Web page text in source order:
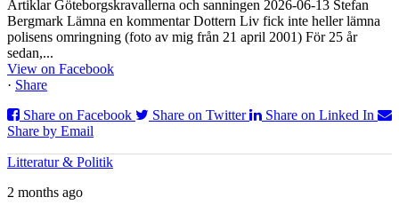
Artiklar Göteborgskravallerna och sanningen 2026-06-13 Stefan
Bergmark Lämna en kommentar Dottern Liv fick inte heller lämna
polisens omringning (foto av mig från 21 april 2001) För 25 år
sedan,...
View on Facebook
· Share
Share on Facebook
Share on Twitter
Share on Linked In
Share by Email
Litteratur & Politik
2 months ago